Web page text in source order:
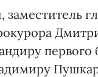
заместитель
первого